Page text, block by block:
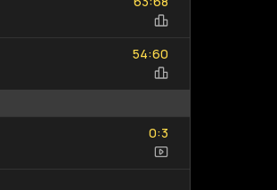
54:60
0
0:
3
3